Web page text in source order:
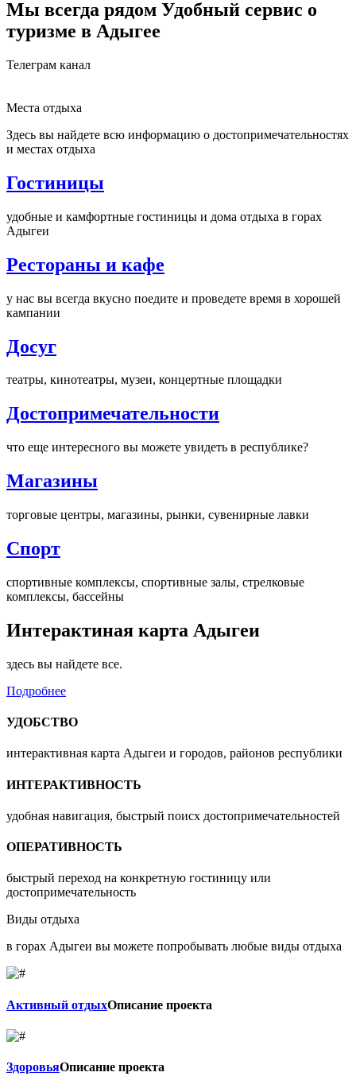
Мы всегда рядом Удобный сервис о
туризме в Адыгее
Телеграм канал
Места отдыха
Здесь вы найдете всю информацию о достопримечательностях
и местах отдыха
Гостиницы
удобные и камфортные гостиницы и дома отдыха в горах
Адыгеи
Рестораны и кафе
у нас вы всегда вкусно поедите и проведете время в хорошей
кампании
Досуг
театры, кинотеатры, музеи, концертные площадки
Достопримечательности
что еще интересного вы можете увидеть в республике?
Магазины
торговые центры, магазины, рынки, сувенирные лавки
Спорт
спортивные комплексы, спортивные залы, стрелковые
комплексы, бассейны
Интерактиная карта Адыгеи
здесь вы найдете все.
Подробнее
УДОБСТВО
интерактивная карта Адыгеи и городов, районов республики
ИНТЕРАКТИВНОСТЬ
удобная навигация, быстрый поисх достопримечательностей
ОПЕРАТИВНОСТЬ
быстрый переход на конкретную гостиницу или
достопримечательность
Виды отдыха
в горах Адыгеи вы можете попробывать любые виды отдыха
Активный отдыхОписание проекта
ЗдоровьяОписание проекта